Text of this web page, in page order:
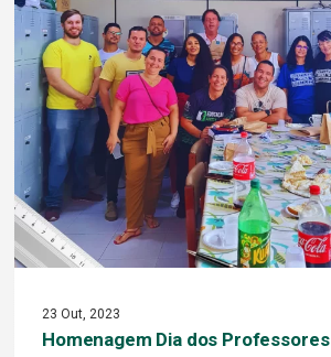
23 Out, 2023
Homenagem Dia dos Professores